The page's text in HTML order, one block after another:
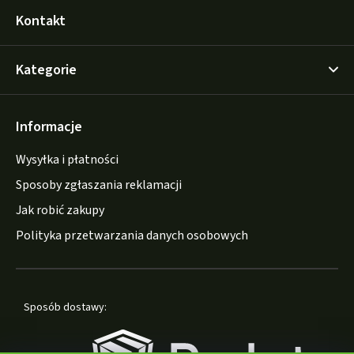
Kontakt
Kategorie
Informacje
Wysyłka i płatności
Sposoby zgłaszania reklamacji
Jak robić zakupy
Polityka przetwarzania danych osobowych
Sposób dostawy: